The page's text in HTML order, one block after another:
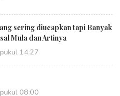
sering diucapkan tapi Banyak
Mula dan Artinya
14:27
08:00